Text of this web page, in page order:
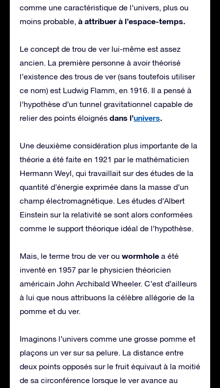
comme une caractéristique de l’univers, plus ou
moins probable, à attribuer à l’espace-temps.
Le concept de trou de ver lui-même est assez
ancien. La première personne à avoir théorisé
l’existence des trous de ver (sans toutefois utiliser
ce nom) est Ludwig Flamm, en 1916. Il a pensé à
l’hypothèse d’un tunnel gravitationnel capable de
relier des points éloignés dans l’univers.
Une deuxième considération plus importante de la
théorie a été faite en 1921 par le mathématicien
Hermann Weyl, qui travaillait sur des études de la
quantité d’énergie exprimée dans la masse d’un
champ électromagnétique. Les études d’Albert
Einstein sur la relativité se sont alors conformées
comme le support théorique idéal de l’hypothèse.
Mais, le terme trou de ver ou wormhole a été
inventé en 1957 par le physicien théoricien
américain John Archibald Wheeler. C’est d’ailleurs
à lui que nous attribuons la célèbre allégorie de la
pomme et du ver.
Imaginons l’univers comme une grosse pomme et
plaçons un ver sur sa pelure. La distance entre
deux points opposés sur le fruit équivaut à la moitié
de sa circonférence lorsque le ver avance au